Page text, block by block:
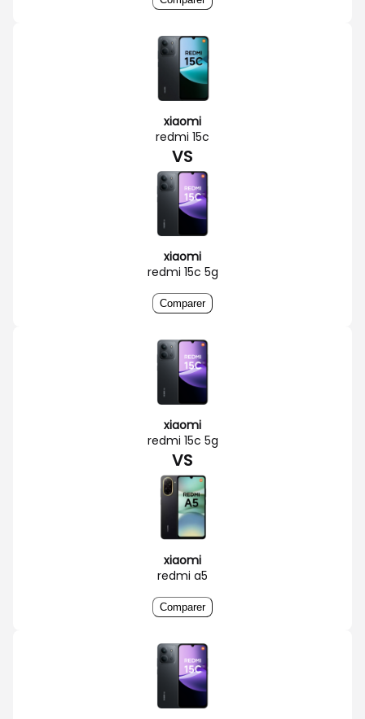
xiaomi
redmi 15c
VS
xiaomi
redmi 15c 5g
Comparer
xiaomi
redmi 15c 5g
VS
xiaomi
redmi a5
Comparer